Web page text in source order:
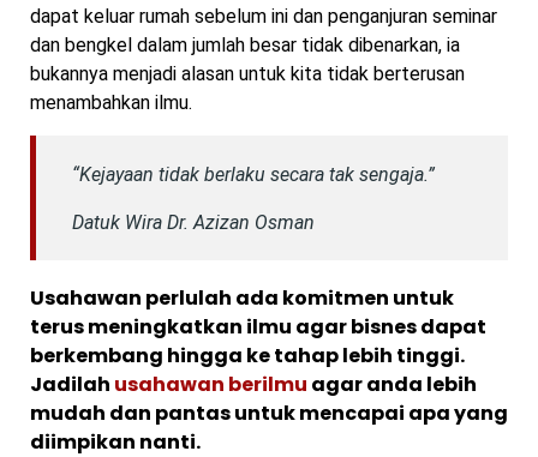
dapat keluar rumah sebelum ini dan penganjuran seminar
dan bengkel dalam jumlah besar tidak dibenarkan, ia
bukannya menjadi alasan untuk kita tidak berterusan
menambahkan ilmu.
“Kejayaan tidak berlaku secara tak sengaja.”
Datuk Wira Dr. Azizan Osman
Usahawan perlulah ada komitmen untuk
terus meningkatkan ilmu agar bisnes dapat
berkembang hingga ke tahap lebih tinggi.
Jadilah usahawan berilmu agar anda lebih
mudah dan pantas untuk mencapai apa yang
diimpikan nanti.